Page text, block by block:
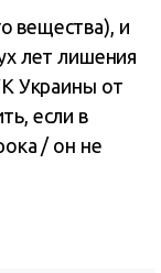
вещества), и
лет лишения
Украины от
если в
/ он не